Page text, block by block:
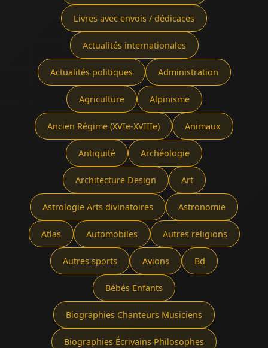
Livres avec envois / dédicaces
Actualités internationales
Actualités politiques Administration
Agriculture Alpinisme
Ancien Régime (XVIe-XVIIIe) Animaux
Antiquité Archéologie
Architecture Design Art
Astrologie Arts divinatoires Astronomie
Atlas Automobiles Autres religions
Autres sports Avions Bd
Bébés Enfants
Biographies Chanteurs Musiciens
Biographies Écrivains Philosophes